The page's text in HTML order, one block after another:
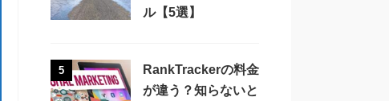
ル【5選】
5
RankTrackerの料金
が違う？知らないと